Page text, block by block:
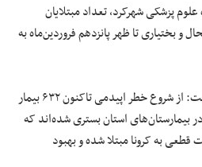
پزشکی شهرکرد، تعداد مبتلایان
و بختیاری تا ظهر پانزدهم فروردین‌ماه به
مجید شیرانی در این خصوص گفت: از شروع خطر اپیدمی تاکنون ۶۳۲ بیمار
بیمارستان‌های استان بستری شده‌اند که
به کرونا مبتلا شده و بهبود